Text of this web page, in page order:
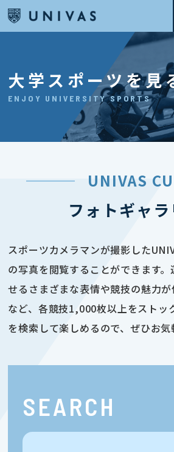
大学スポーツを見
ENJOY UNIVERSITY SPORTS
UNIVAS
フォトギャラ
スポーツカメラマンが撮影した
の写真を閲覧することができます
せるさまざまな表情や競技の魅力
など、各競技1,000枚以上をストッ
を検索して楽しめるので、ぜひお気
SEARCH